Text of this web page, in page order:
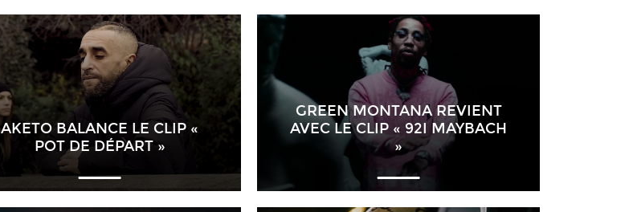
AKETO BALANCE LE CLIP «
POT DE DÉPART »
GREEN MONTANA REVIENT
AVEC LE CLIP « 92I MAYBACH
»